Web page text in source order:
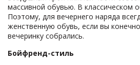
массивной обувью. В классическом
Поэтому, для вечернего наряда
женственную обувь, если вы
вечеринку собрались.
Бойфренд-стиль